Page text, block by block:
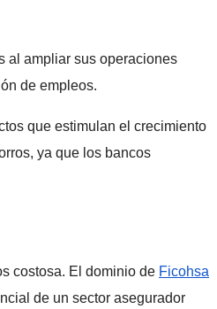
al ampliar sus operaciones
de empleos.
que estimulan el crecimiento
ya que los bancos
costosa. El dominio de Ficohsa
de un sector asegurador